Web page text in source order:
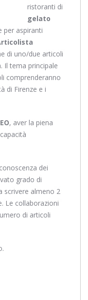
ristoranti di
gelato
per aspiranti
di uno/due articoli
Il tema principale
comprenderanno
di Firenze e i
, aver la piena
dei
grado di
scrivere almeno 2
Le collaborazioni
di articoli